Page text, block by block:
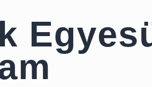
Kapcsolat